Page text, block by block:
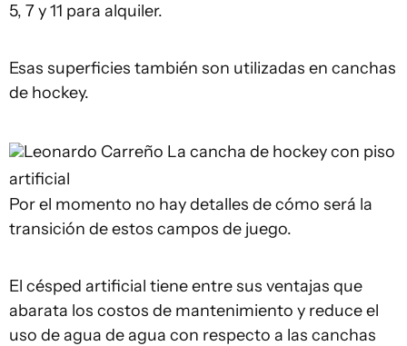
5, 7 y 11 para alquiler.
Esas superficies también son utilizadas en canchas
de hockey.
Leonardo Carreño La cancha de hockey con piso
artificial
Por el momento no hay detalles de cómo será la
transición de estos campos de juego.
El césped artificial tiene entre sus ventajas que
abarata los costos de mantenimiento y reduce el
uso de agua de agua con respecto a las canchas